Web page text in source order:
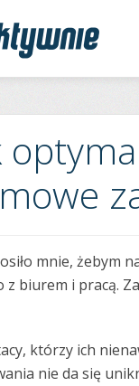
mnie, żebym
z biurem i pracą.
którzy ich
nie da się